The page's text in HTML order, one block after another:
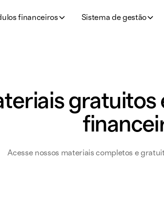
financeiros Sistema de gestão
gratuitos
Acesse nossos materiais completos e